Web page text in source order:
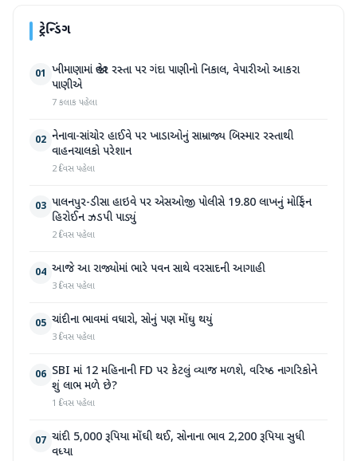
ટ્રેન્ડિંગ
01 ખીમાણામાં જાહેર રસ્તા પર ગંદા પાણીનો નિકાલ, વેપારીઓ આકરા
પાણીએ
7 કલાક પહેલા
02 નેનાવા-સાંચોર હાઈવે પર ખાડાઓનું સામ્રાજ્ય બિસ્માર રસ્તાથી
વાહનચાલકો પરેશાન
2 દિવસ પહેલા
03 પાલનપુર-ડીસા હાઇવે પર એસઓજી પોલીસે 19.80 લાખનું મોર્ફિન
હિરોઈન ઝડપી પાડ્યું
2 દિવસ પહેલા
04 આજે આ રાજ્યોમાં ભારે પવન સાથે વરસાદની આગાહી
3 દિવસ પહેલા
05 ચાંદીના ભાવમાં વધારો, સોનું પણ મોંઘુ થયું
3 દિવસ પહેલા
06 SBI માં 12 મહિનાની FD પર કેટલું વ્યાજ મળશે, વરિષ્ઠ નાગરિકોને
શું લાભ મળે છે?
1 દિવસ પહેલા
07 ચાંદી 5,000 રૂપિયા મોંઘી થઈ, સોનાના ભાવ 2,200 રૂપિયા સુધી
વધ્યા